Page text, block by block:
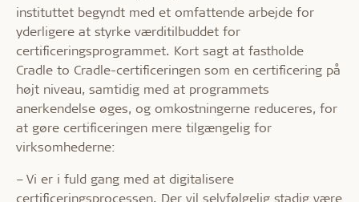
instituttet begyndt med et omfattende arbejde for
yderligere at styrke værditilbuddet for
certificeringsprogrammet. Kort sagt at fastholde
Cradle to Cradle-certificeringen som en certificering på
højt niveau, samtidig med at programmets
anerkendelse øges, og omkostningerne reduceres, for
at gøre certificeringen mere tilgængelig for
virksomhederne:
– Vi er i fuld gang med at digitalisere
certificeringsprocessen. Der vil selvfølgelig stadig være